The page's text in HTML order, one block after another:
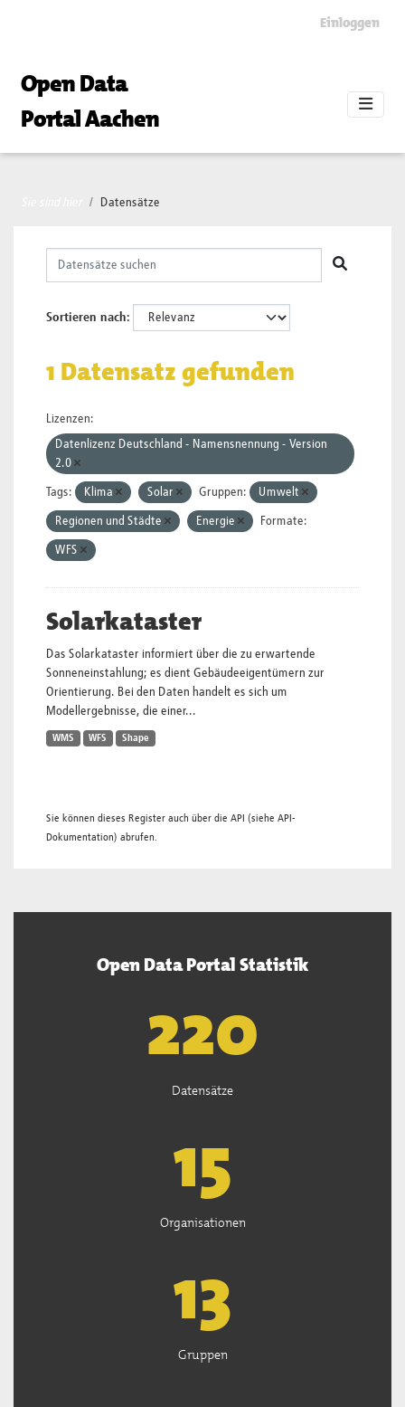
Einloggen
Open Data
Portal Aachen
Datensätze
Sortieren nach
1 Datensatz gefunden
Lizenzen:
Datenlizenz Deutschland - Namensnennung - Version
2.0
Tags: Klima Solar Gruppen: Umwelt
Regionen und Städte Energie Formate:
WFS
Solarkataster
Das Solarkataster informiert über die zu erwartende
Sonneneinstahlung; es dient Gebäudeeigentümern zur
Orientierung. Bei den Daten handelt es sich um
Modellergebnisse, die einer...
WMS WFS Shape
Sie können dieses Register auch über die API (siehe API-
Dokumentation) abrufen.
Open Data Portal Statistik
222
Datensätze
15
Organisationen
13
Gruppen